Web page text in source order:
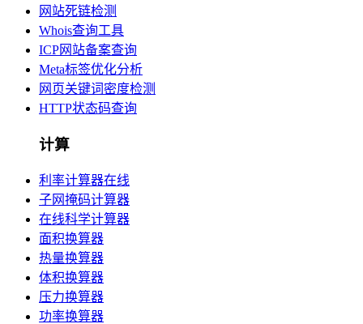
网站死链检测
Whois查询工具
ICP网站备案查询
Meta标签优化分析
网页关键词密度检测
HTTP状态码查询
计算
利率计算器在线
子网掩码计算器
在线科学计算器
面积换算器
热量换算器
体积换算器
压力换算器
功率换算器